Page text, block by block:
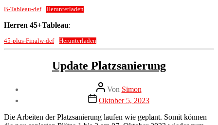
B-Tableau-def Herunterladen
Herren 45+Tableau:
45-plus-Finalw-def Herunterladen
Update Platzsanierung
Beitragsautor
Von Simon
Veröffentlichungsdatum
Oktober 5, 2023
Die Arbeiten der Platzsanierung laufen wie geplant. Somit können